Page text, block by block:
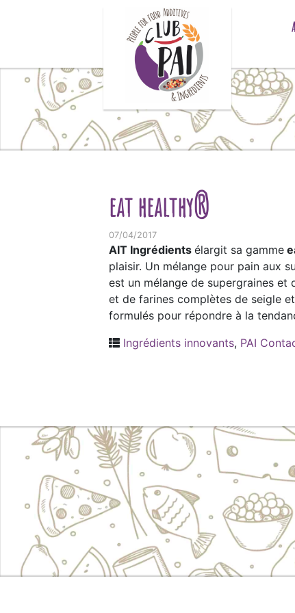
eat healthy®
07/04/2017
AIT Ingrédients élargit sa gamme
plaisir. Un mélange pour pain aux
est un mélange de supergraines et
et de farines complètes de seigle
formulés pour répondre à la
Ingrédients innovants, PAI